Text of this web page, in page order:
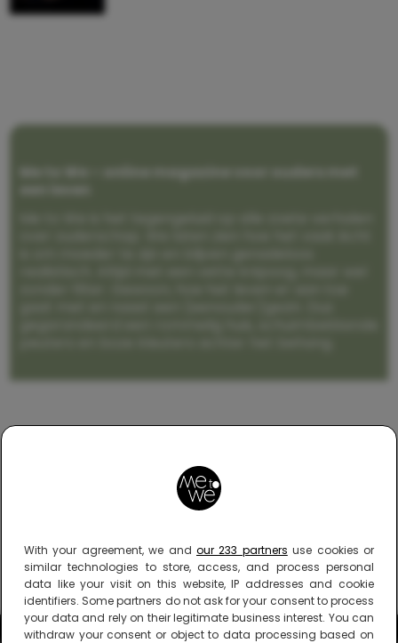
With your agreement, we and our 233 partners use cookies or
similar technologies to store, access, and process personal
data like your visit on this website, IP addresses and cookie
identifiers. Some partners do not ask for your consent to process
your data and rely on their legitimate business interest. You can
withdraw your consent or object to data processing based on
Me to We – online magazine voor ouders met